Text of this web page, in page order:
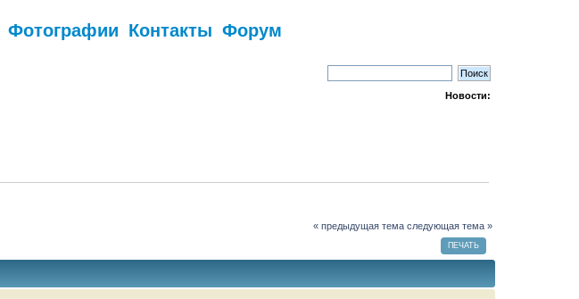
Фотографии Контакты Форум
Новости:
« предыдущая тема следующая тема »
ПЕЧАТЬ